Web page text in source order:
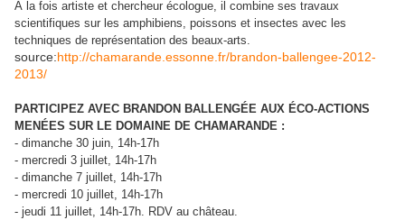
À la fois artiste et chercheur écologue, il combine ses travaux
scientifiques sur les amphibiens, poissons et insectes avec les
techniques de représentation des beaux-arts.
source:http://chamarande.essonne.fr/brandon-ballengee-2012-
2013/
PARTICIPEZ AVEC BRANDON BALLENGÉE AUX ÉCO-ACTIONS
MENÉES SUR LE DOMAINE DE CHAMARANDE :
- dimanche 30 juin, 14h-17h
- mercredi 3 juillet, 14h-17h
- dimanche 7 juillet, 14h-17h
- mercredi 10 juillet, 14h-17h
- jeudi 11 juillet, 14h-17h. RDV au château.